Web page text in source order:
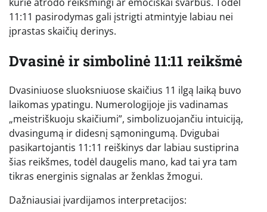
11:11 pasirodymas gali įstrigti atmintyje labiau nei
įprastas skaičių derinys.
Dvasinė ir simbolinė 11:11 reikšmė
Dvasiniuose sluoksniuose skaičius 11 ilgą laiką buvo
laikomas ypatingu. Numerologijoje jis vadinamas
„meistriškuoju skaičiumi”, simbolizuojančiu intuiciją,
dvasingumą ir didesnį sąmoningumą. Dvigubai
pasikartojantis 11:11 reiškinys dar labiau sustiprina
šias reikšmes, todėl daugelis mano, kad tai yra tam
tikras energinis signalas ar ženklas žmogui.
Dažniausiai įvardijamos interpretacijos: